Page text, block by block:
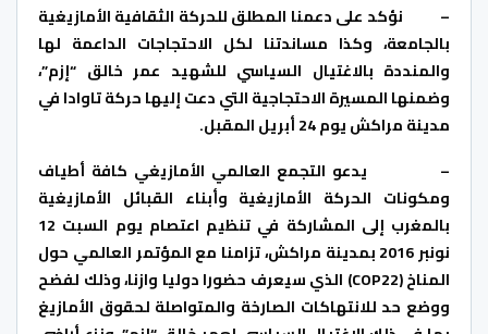
– نؤكد على دعمنا المطلق للحركة الثقافية الأمازيغية
بالجامعة، وكذا مساندتنا لكل الاحتجاجات الداعمة لها
والمنددة بالاغتيال السياسي للشهيد عمر خالق “إزم”،
وضمنها المسيرة الاحتجاجية التي دعت إليها حركة تاوادا في
مدينة مراكش يوم 24 أبريل المقبل.
–
يدعو التجمع العالمي الأمازيغي كافة أطياف
ومكونات الحركة الأمازيغية وأبناء القبائل الأمازيغية
بالمغرب إلى المشاركة في تنظيم اعتصام يوم السبت 12
نونبر 2016 بمدينة مراكش، تزامنا مع المؤتمر العالمي حول
المناخ (COP22) الذي سيعرف حضورا دوليا وازنا، وذلك لفضح
ووضع حد للانتهاكات الصارخة والمتواصلة لحقوق الأمازيغ